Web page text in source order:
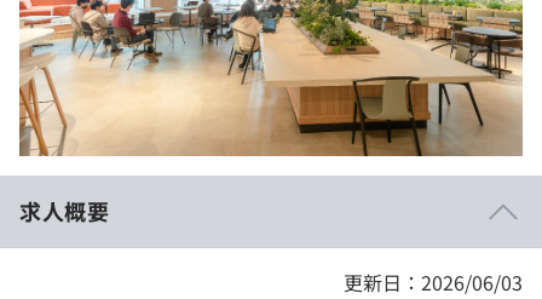
個人向けプラン
法人向けプラン
学校向けプラン
契約内容・クーポン
求人概要
更新日：2026/06/03